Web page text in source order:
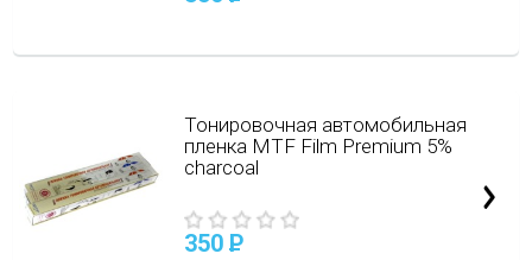
Тонировочная автомобильная
пленка MTF Film Premium 5%
charcoal
350 P